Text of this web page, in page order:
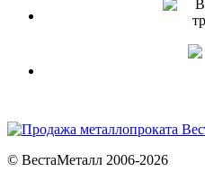
© ВестаМеталл 2006-2026